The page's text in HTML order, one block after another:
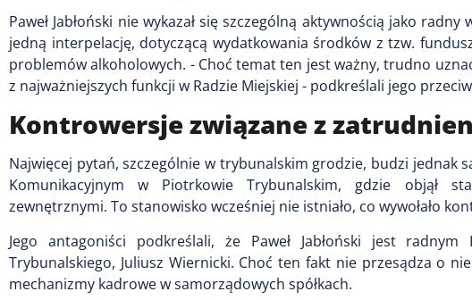
Paweł Jabłoński nie wykazał się szczególną aktywnością jako
jedną interpelację, dotyczącą wydatkowania środków z tzw.
problemów alkoholowych. - Choć temat ten jest ważny, trudno
z najważniejszych funkcji w Radzie Miejskiej - podkreślali jego
Kontrowersje związane z
Najwięcej pytań, szczególnie w trybunalskim grodzie, budzi jednak
Komunikacyjnym w Piotrkowie Trybunalskim, gdzie objął
zewnętrznymi. To stanowisko wcześniej nie istniało, co wywołało
Jego antagoniści podkreślali, że Paweł Jabłoński jest
Trybunalskiego, Juliusz Wiernicki. Choć ten fakt nie przesądza o
mechanizmy kadrowe w samorządowych spółkach.